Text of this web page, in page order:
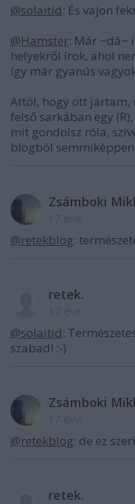
@solaitid: És vajon
@Hamster: Már ~dá~
helyekről írok, ahol
így már gyanús
Attól, hogy ott jártam,
felső sarkában egy
mit gondolsz róla,
blogból
Zsámboki
@retekblog:
retek.
@solaitid:
szabad! :-)
Zsámboki
@retekblog: de ez
retek.